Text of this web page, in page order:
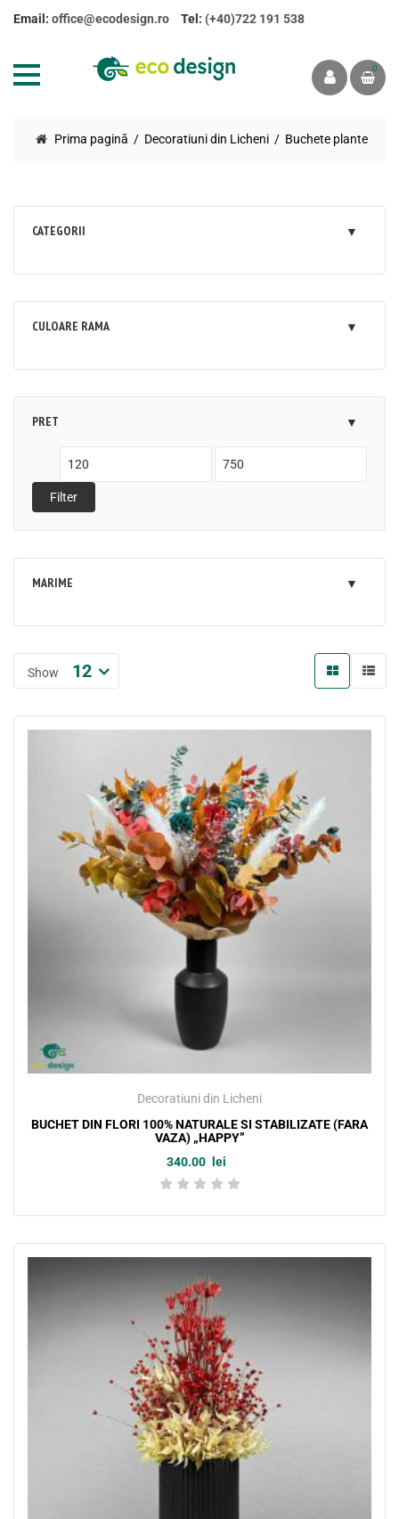
Email: office@ecodesign.ro Tel: (+40)722 191 538
0
Prima pagină Decoratiuni din Licheni Buchete plante
CATEGORII
CULOARE RAMA
PRET
Filter
MARIME
Show 12
Decoratiuni din Licheni
BUCHET DIN FLORI 100% NATURALE SI STABILIZATE (FARA
VAZA) „HAPPY”
340.00
lei